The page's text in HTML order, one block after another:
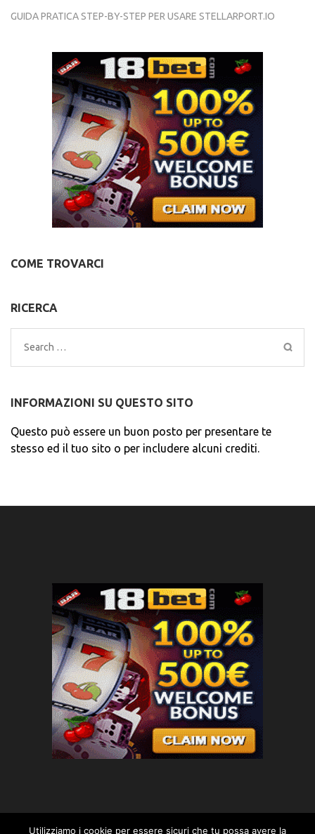
GUIDA PRATICA STEP-BY-STEP PER USARE STELLARPORT.IO
COME TROVARCI
RICERCA
Search
for:
INFORMAZIONI SU QUESTO SITO
Questo può essere un buon posto per presentare te
stesso ed il tuo sito o per includere alcuni crediti.
Utilizziamo i cookie per essere sicuri che tu possa avere la